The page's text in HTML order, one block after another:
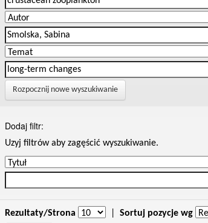
Rozpocznij nowe wyszukiwanie
Dodaj filtr:
Uzyj filtrów aby zagęścić wyszukiwanie.
Rezultaty/Strona Sortuj pozycje wg